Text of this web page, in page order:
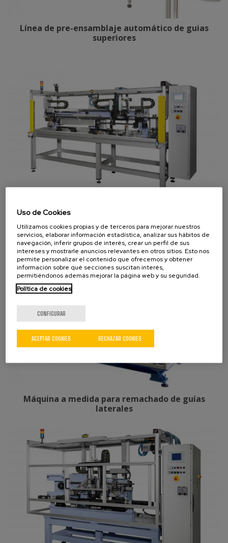
Línea de pre-ensamblaje automático de guias
superiores
Módulo de ensamblaje y engrasado de guías de
asiento
Máquina a medida para remachado de guías
laterales
Uso de Cookies
Utilizamos cookies propias y de terceros para mejorar nuestros
servicios, elaborar información estadística, analizar sus hábitos de
navegación, inferir grupos de interés, crear un perfil de sus
intereses y mostrarle anuncios relevantes en otros sitios. Esto nos
permite personalizar el contenido que ofrecemos y obtener
información sobre qué secciones suscitan interés,
permitiéndonos además mejorar la página web y su seguridad.
Política de cookies
CONFIGURAR
RECHAZAR COOKIES
ACEPTAR COOKIES